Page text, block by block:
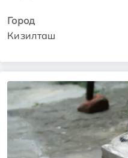
Город
Кизилташ